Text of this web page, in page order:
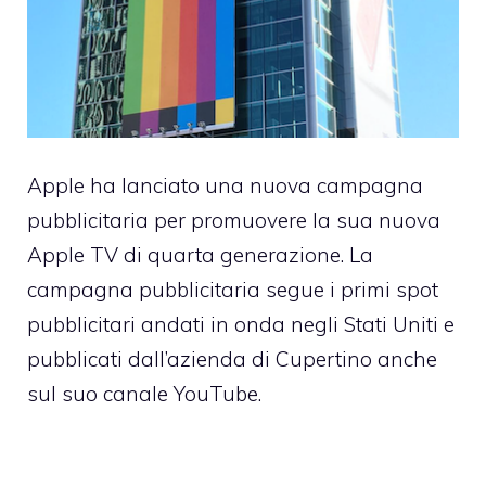
Apple ha lanciato una nuova campagna
pubblicitaria per promuovere la sua nuova
Apple TV di quarta generazione. La
campagna pubblicitaria segue i primi spot
pubblicitari andati in onda negli Stati Uniti e
pubblicati dall’azienda di Cupertino anche
sul suo canale YouTube.